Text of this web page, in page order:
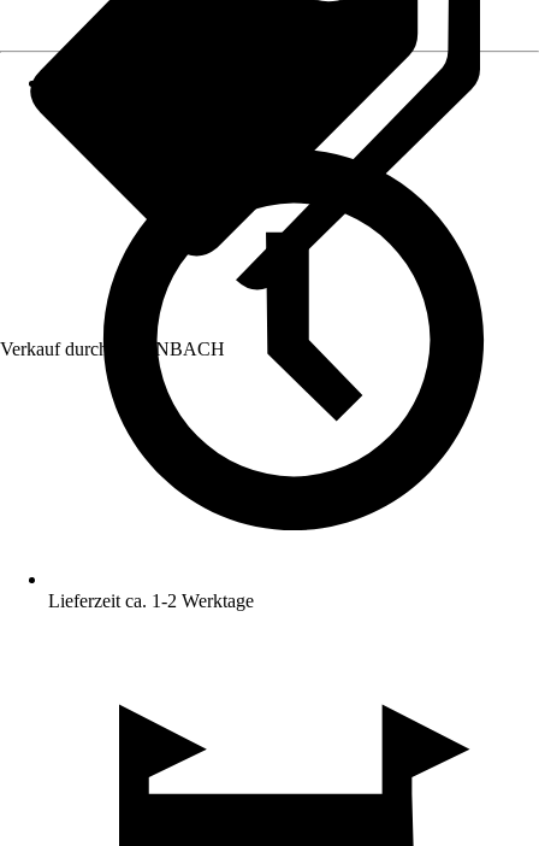
Verkauf durch: HORNBACH
Lieferzeit ca. 1-2 Werktage